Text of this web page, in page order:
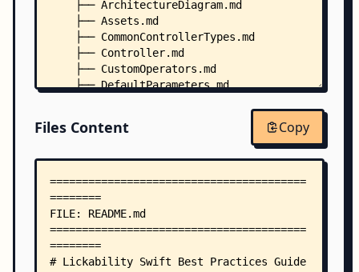
    ├── ArchitectureDiagram.md
    ├── Assets.md
    ├── CommonControllerTypes.md
    ├── Controller.md
    ├── CustomOperators.md
    ├── DefaultParameters.md
    ├── Formatting.md
    ├── InterfaceBuilder.md
    ├── Localization.md
    ├── Model.md
    ├── Naming.md
    ├── Object Communication.md
    ├── Optionals.md
    ├── OrganizationWithinAFile.md
Files Content Copy